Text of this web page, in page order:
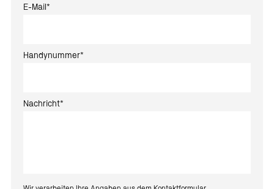
E-Mail *
Handynummer*
Nachricht*